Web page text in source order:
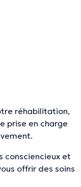
réhabilitation,
prise en charge
consciencieux et
offrir des soins